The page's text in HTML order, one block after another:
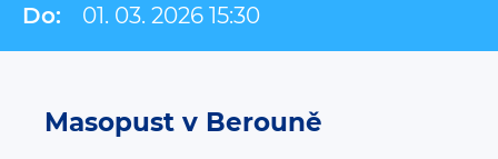
Do:
01. 03. 2026 15:30
Masopust v Berouně